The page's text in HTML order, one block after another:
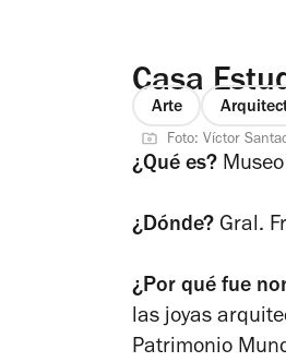
Casa
Arte
Foto: Víctor
¿Qué es? Museo
¿Dónde? Gral.
¿Por qué fue
las joyas
Patrimonio